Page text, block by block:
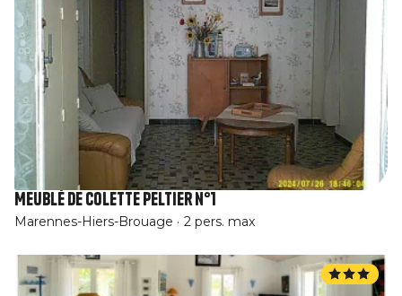
Meublé de Colette Peltier n°1
Marennes-Hiers-Brouage 2 pers. max